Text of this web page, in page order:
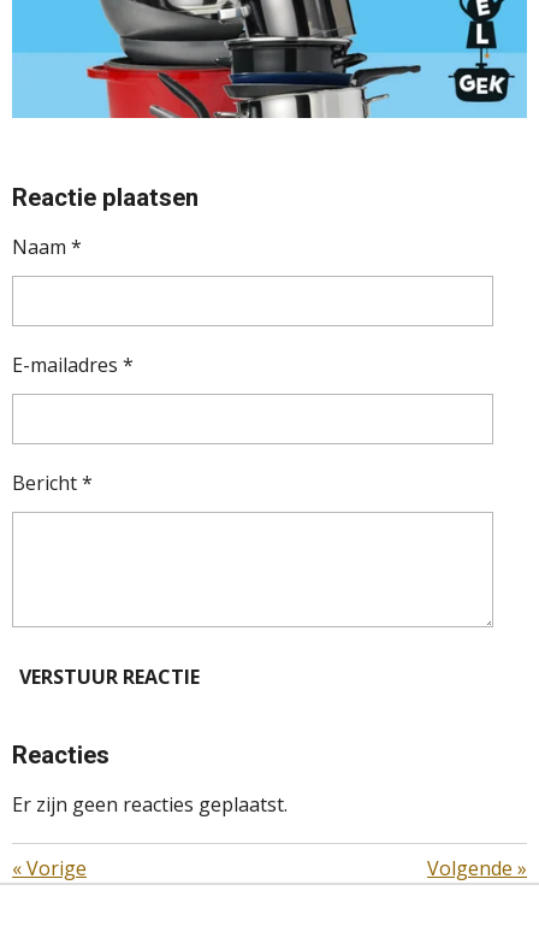
Reactie plaatsen
Naam *
E-mailadres *
Bericht *
VERSTUUR REACTIE
Reacties
Er zijn geen reacties geplaatst.
«Vorige Volgende »